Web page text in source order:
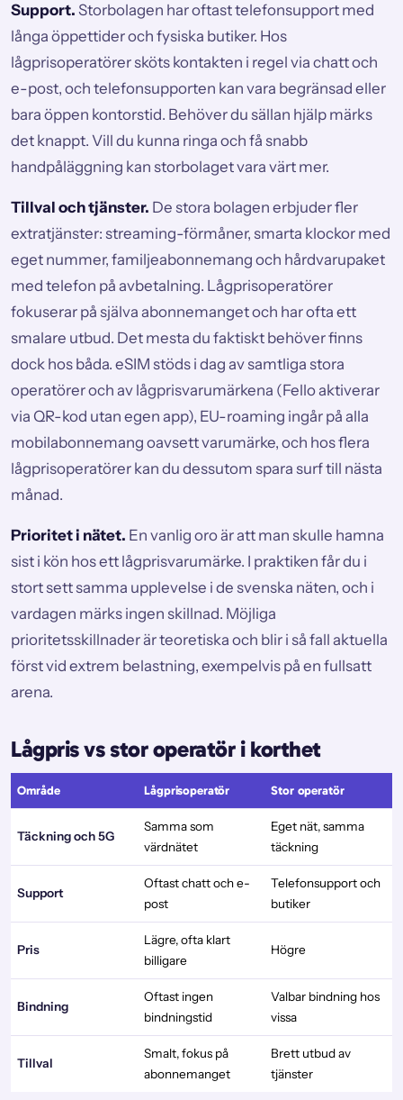
Support. Storbolagen har oftast telefonsupport med
långa öppettider och fysiska butiker. Hos
lågprisoperatörer sköts kontakten i regel via chatt och
e-post, och telefonsupporten kan vara begränsad eller
bara öppen kontorstid. Behöver du sällan hjälp märks
det knappt. Vill du kunna ringa och få snabb
handpåläggning kan storbolaget vara värt mer.
Tillval och tjänster. De stora bolagen erbjuder fler
extratjänster: streaming-förmåner, smarta klockor med
eget nummer, familjeabonnemang och hårdvarupaket
med telefon på avbetalning. Lågprisoperatörer
fokuserar på själva abonnemanget och har ofta ett
smalare utbud. Det mesta du faktiskt behöver finns
dock hos båda. eSIM stöds i dag av samtliga stora
operatörer och av lågprisvarumärkena (Fello aktiverar
via QR-kod utan egen app), EU-roaming ingår på alla
mobilabonnemang oavsett varumärke, och hos flera
lågprisoperatörer kan du dessutom spara surf till nästa
månad.
Prioritet i nätet. En vanlig oro är att man skulle hamna
sist i kön hos ett lågprisvarumärke. I praktiken får du i
stort sett samma upplevelse i de svenska näten, och i
vardagen märks ingen skillnad. Möjliga
prioritetsskillnader är teoretiska och blir i så fall aktuella
först vid extrem belastning, exempelvis på en fullsatt
arena.
Lågpris vs stor operatör i korthet
Område Lågprisoperatör Stor operatör
Täckning och 5G
Samma som
värdnätet
Eget nät, samma
täckning
Support
Oftast chatt och e-
post
Telefonsupport och
butiker
Pris
Lägre, ofta klart
billigare
Högre
Bindning
Oftast ingen
bindningstid
Valbar bindning hos
vissa
Tillval
Smalt, fokus på
abonnemanget
Brett utbud av
tjänster